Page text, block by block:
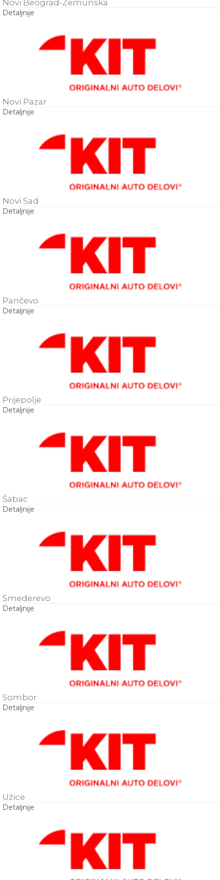
Novi Beograd-Zemunska
Detaljnije
Novi Pazar
Detaljnije
Novi Sad
Detaljnije
Pančevo
Detaljnije
Prijepolje
Detaljnije
Šabac
Detaljnije
Smederevo
Detaljnije
Sombor
Detaljnije
Užice
Detaljnije